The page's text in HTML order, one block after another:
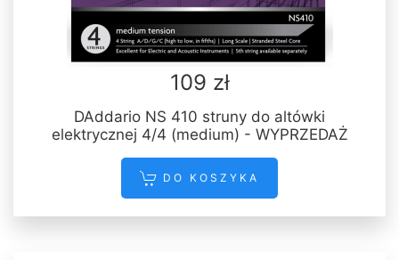
109 zł
DAddario NS 410 struny do altówki
elektrycznej 4/4 (medium) - WYPRZEDAŻ
DO KOSZYKA